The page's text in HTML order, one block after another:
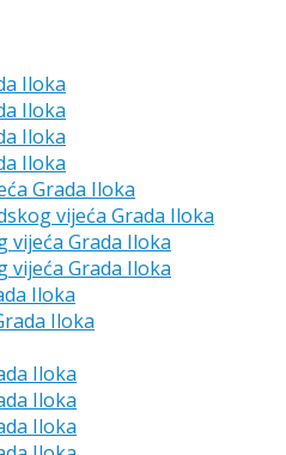
Iloka
Iloka
Iloka
Iloka
Grada Iloka
vijeća Grada Iloka
vijeća Grada Iloka
vijeća Grada Iloka
Iloka
Iloka
Iloka
Iloka
Iloka